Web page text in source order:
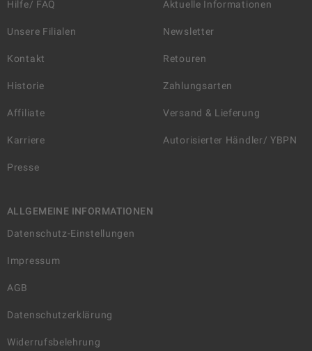
Hilfe/ FAQ
Unsere Filialen
Kontakt
Historie
Affiliate
Karriere
Presse
Aktuelle Informationen
Newsletter
Retouren
Zahlungsarten
Versand & Lieferung
Autorisierter Händler/ YBPN
ALLGEMEINE INFORMATIONEN
Datenschutz-Einstellungen
Impressum
AGB
Datenschutzerklärung
Widerrufsbelehrung